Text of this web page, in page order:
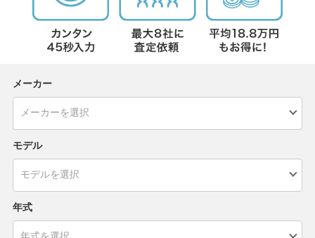
メーカー
モデル
年式